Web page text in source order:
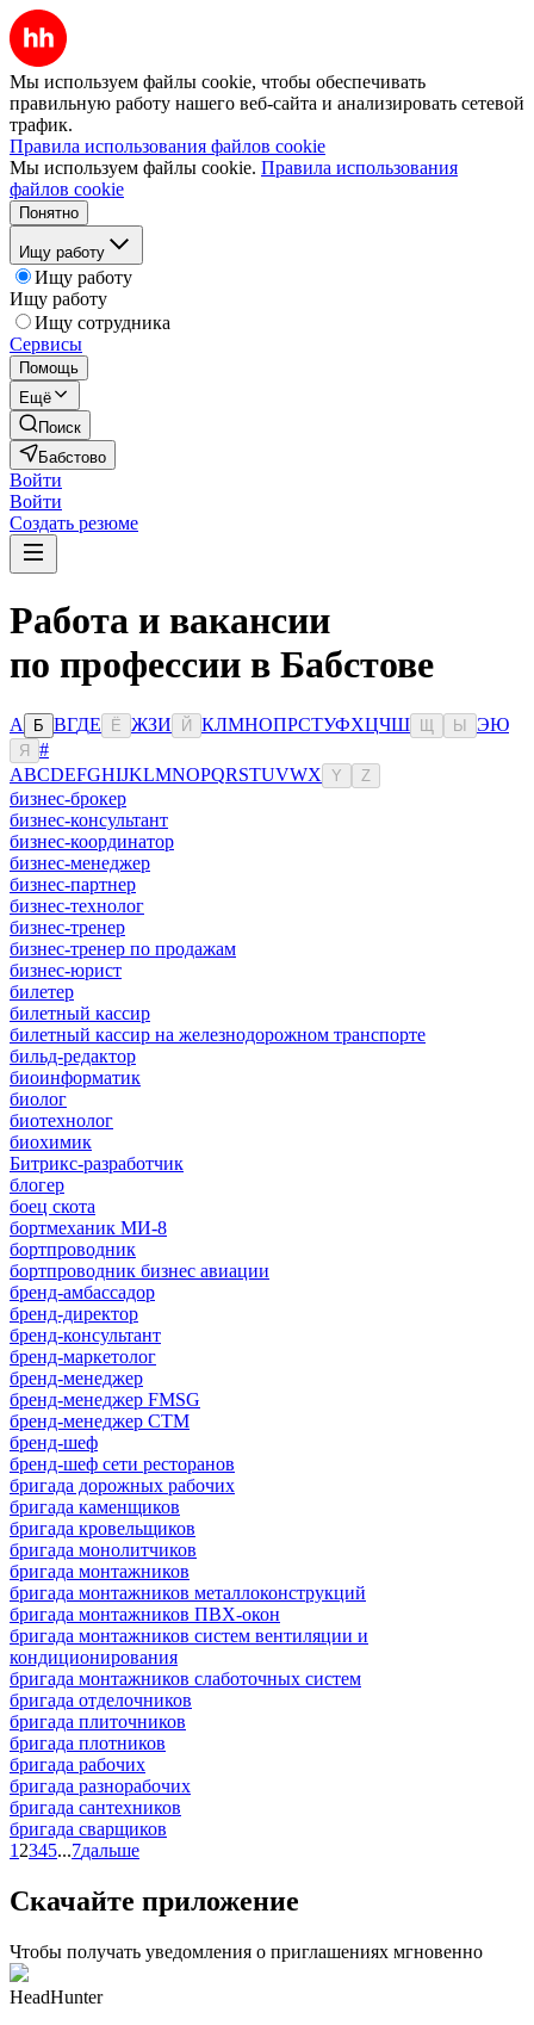
Мы используем файлы cookie, чтобы обеспечивать
правильную работу нашего веб-сайта и анализировать сетевой
трафик.
Правила использования файлов cookie
Мы используем файлы cookie. Правила использования
файлов cookie
Понятно
Ищу работу
Ищу работу
Ищу работу
Ищу сотрудника
Сервисы
Помощь
Ещё
Поиск
Бабстово
Войти
Войти
Создать резюме
Работа и вакансии
по профессии в Бабстове
А Б ВГДЕ Ё ЖЗИ Й КЛМНОПРСТУФХЦЧШ Ы ЭЮ
Я
#
ABCDEFGHIJKLMNOPQRSTUVWX Y Z
бизнес-брокер
бизнес-консультант
бизнес-координатор
бизнес-менеджер
бизнес-партнер
бизнес-технолог
бизнес-тренер
бизнес-тренер по продажам
бизнес-юрист
билетер
билетный кассир
билетный кассир на железнодорожном транспорте
бильд-редактор
биоинформатик
биолог
биотехнолог
биохимик
Битрикс-разработчик
блогер
боец скота
бортмеханик МИ-8
бортпроводник
бортпроводник бизнес авиации
бренд-амбассадор
бренд-директор
бренд-консультант
бренд-маркетолог
бренд-менеджер
бренд-менеджер FMSG
бренд-менеджер СТМ
бренд-шеф
бренд-шеф сети ресторанов
бригада дорожных рабочих
бригада каменщиков
бригада кровельщиков
бригада монолитчиков
бригада монтажников
бригада монтажников металлоконструкций
бригада монтажников ПВХ-окон
бригада монтажников систем вентиляции и
кондиционирования
бригада монтажников слаботочных систем
бригада отделочников
бригада плиточников
бригада плотников
бригада рабочих
бригада разнорабочих
бригада сантехников
бригада сварщиков
1 2345...7дальше
Скачайте приложение
Чтобы получать уведомления о приглашениях мгновенно
HeadHunter